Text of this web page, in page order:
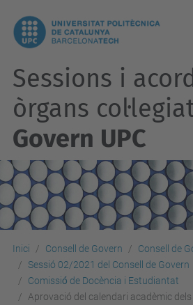
Sessions i
òrgans
Govern UPC
Inici Consell de Govern
Consell de
Sessió 02/2021 del Consell de Govern
Comissió́ de Docència i Estudiantat
Aprovació del calendari acadèmic